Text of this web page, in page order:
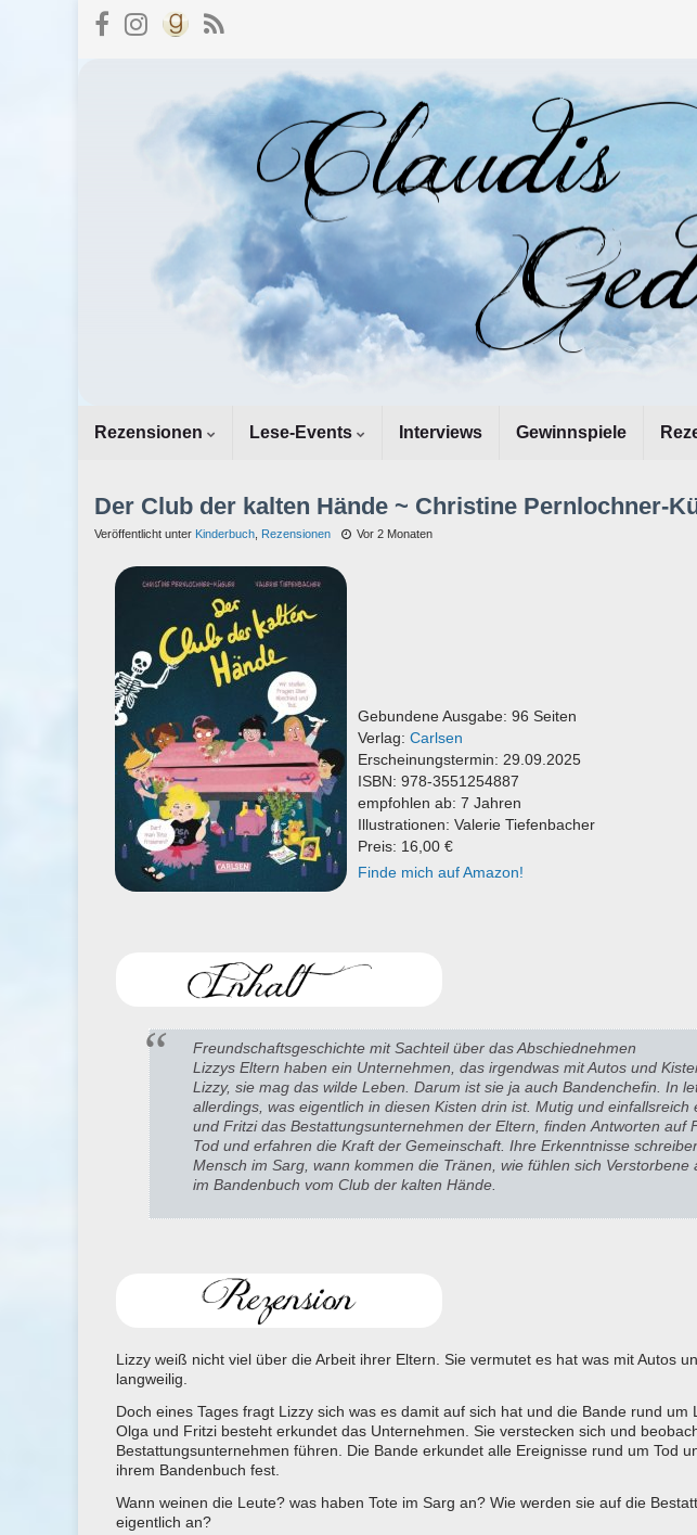
Rezensionen Lese-Events Interviews Gewinnspiele
Der Club der kalten Hände ~ Christine Pernlochner-
Veröffentlicht unter Kinderbuch Rezensionen Vor 2 Monaten
Gebundene Ausgabe: 96 Seiten
Verlag: Carlsen
Erscheinungstermin: 29.09.2025
ISBN: 978-3551254887
empfohlen ab: 7 Jahren
Illustrationen: Valerie Tiefenbacher
Preis: 16,00 €
Finde mich auf Amazon!
Freundschaftsgeschichte mit Sachteil über das Abschiednehmen
Lizzys Eltern haben ein Unternehmen, das irgendwas mit Autos und
Lizzy, sie mag das wilde Leben. Darum ist sie ja auch Bandenchefin. In
allerdings, was eigentlich in diesen Kisten drin ist. Mutig und einfallsreich
und Fritzi das Bestattungsunternehmen der Eltern, finden Antworten auf
Tod und erfahren die Kraft der Gemeinschaft. Ihre Erkenntnisse
Mensch im Sarg, wann kommen die Tränen, wie fühlen sich
im Bandenbuch vom Club der kalten Hände.
Lizzy weiß nicht viel über die Arbeit ihrer Eltern. Sie vermutet es hat was mit Autos
langweilig.
Doch eines Tages fragt Lizzy sich was es damit auf sich hat und die Bande rund
Olga und Fritzi besteht erkundet das Unternehmen. Sie verstecken sich und
Bestattungsunternehmen führen. Die Bande erkundet alle Ereignisse rund um Tod
ihrem Bandenbuch fest.
Wann weinen die Leute? was haben Tote im Sarg an? Wie werden sie auf die
eigentlich an?